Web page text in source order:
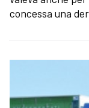
concessa una